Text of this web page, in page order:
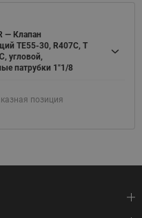
— Клапан
TE55-30, R407C, T
угловой,
патрубки 1"1/8
позиция